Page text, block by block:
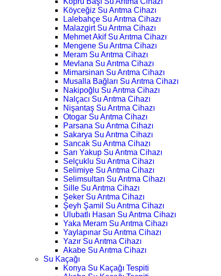
Köyceğiz Su Arıtma Cihazı
Lalebahçe Su Arıtma Cihazı
Malazgirt Su Arıtma Cihazı
Mehmet Akif Su Arıtma Cihazı
Mengene Su Arıtma Cihazı
Meram Su Arıtma Cihazı
Mevlana Su Arıtma Cihazı
Mimarsinan Su Arıtma Cihazı
Musalla Bağları Su Arıtma Cihazı
Nakipoğlu Su Arıtma Cihazı
Nalçacı Su Arıtma Cihazı
Nişantaş Su Arıtma Cihazı
Otogar Su Arıtma Cihazı
Parsana Su Arıtma Cihazı
Sakarya Su Arıtma Cihazı
Sancak Su Arıtma Cihazı
Sarı Yakup Su Arıtma Cihazı
Selçuklu Su Arıtma Cihazı
Selimiye Su Arıtma Cihazı
Selimsultan Su Arıtma Cihazı
Sille Su Arıtma Cihazı
Şeker Su Arıtma Cihazı
Şeyh Şamil Su Arıtma Cihazı
Ulubatlı Hasan Su Arıtma Cihazı
Yaka Meram Su Arıtma Cihazı
Yaylapınar Su Arıtma Cihazı
Yazır Su Arıtma Cihazı
Akabe Su Arıtma Cihazı
Su Kaçağı
Konya Su Kaçağı Tespiti